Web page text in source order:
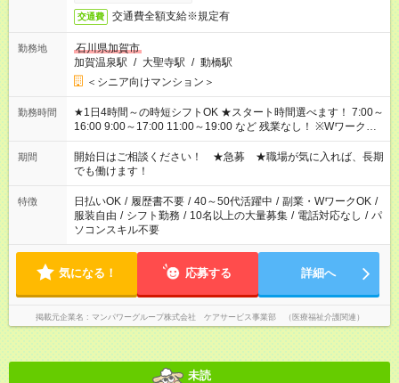
交通費 交通費全額支給※規定有
勤務地
石川県加賀市
加賀温泉駅 / 大聖寺駅 / 動橋駅
＜シニア向けマンション＞
勤務時間
★1日4時間～の時短シフトOK ★スタート時間選べます！ 7:00～
16:00 9:00～17:00 11:00～19:00 など 残業なし！ ※Wワークの
場合、他のお仕事と合わせ週40時間超の就業はご案内できませ
ん ※法令に基づき、週20時間以上勤務は社会保険への加入対象
となります ※労働者派遣法（日雇い派遣の原則禁止）により、
短時間・短期間の就業はご案内が難しい場合があります
期間
開始日はご相談ください！ ★急募 ★職場が気に入れば、長期
でも働けます！
特徴 日払いOK / 履歴書不要 / 40～50代活躍中 / 副業・WワークOK /
服装自由 / シフト勤務 / 10名以上の大量募集 / 電話対応なし / パ
ソコンスキル不要
気になる！ 応募する 詳細へ
掲載元企業名 マンパワーグループ株式会社 ケアサービス事業部 （医療福祉介護関連）
未読